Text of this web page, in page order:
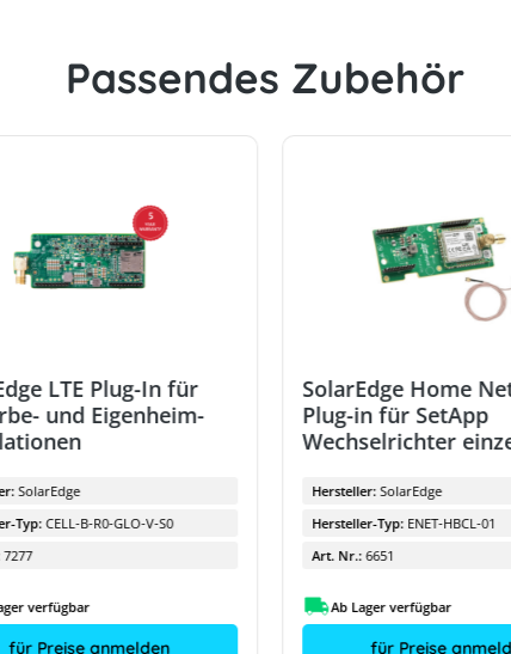
Passendes Zubehör
LTE Plug-In für
und Eigenheim-
SolarEdge
Typ:CELL-B-R0-GLO-V-S0
7277
verfügbar
für Preise anmelden
SolarEdge Home
Plug-in für SetApp
Wechselrichter
Hersteller:SolarEdge
Hersteller-Typ: ENET-HBCL-01
Art. Nr.:6651
Ab Lager verfügbar
für Preise